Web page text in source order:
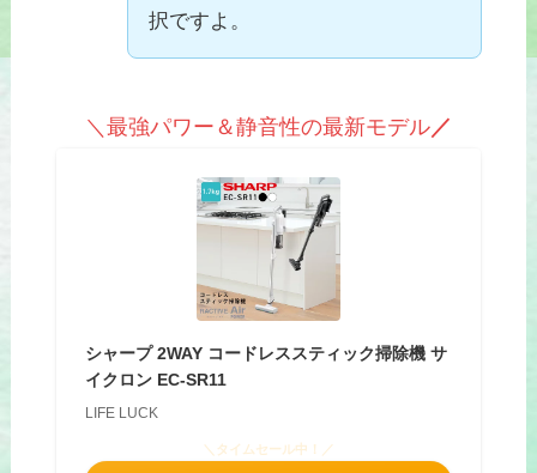
択ですよ。
＼最強パワー＆静音性の最新モデル／
シャープ 2WAY コードレススティック掃除機 サ
イクロン EC-SR11
LIFE LUCK
＼タイムセール中！／